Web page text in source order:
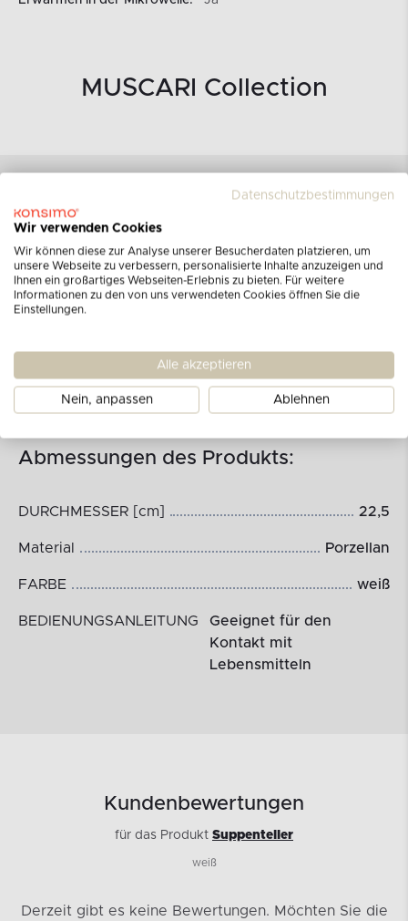
MUSCARI Collection
Abmessungen des Produkts:
DURCHMESSER [cm] 22,5
Material Porzellan
FARBE weiß
BEDIENUNGSANLEITUNG
Geeignet für den
Kontakt mit
Lebensmitteln
Kundenbewertungen
für das Produkt Suppenteller
weiß
Derzeit gibt es keine Bewertungen. Möchten Sie die
Datenschutzbestimmungen
Wir verwenden Cookies
Wir können diese zur Analyse unserer Besucherdaten platzieren, um
unsere Webseite zu verbessern, personalisierte Inhalte anzuzeigen und
Ihnen ein großartiges Webseiten-Erlebnis zu bieten. Für weitere
Informationen zu den von uns verwendeten Cookies öffnen Sie die
Einstellungen.
Alle akzeptieren
Nein, anpassen Ablehnen